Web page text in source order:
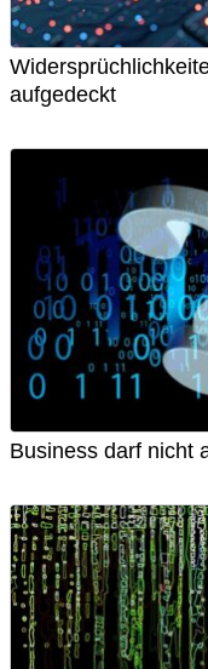
aufgedeckt
Business darf nicht